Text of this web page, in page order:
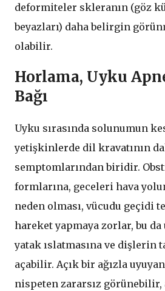
deformiteler skleranın (göz
beyazları) daha belirgin
olabilir.
Horlama, Uyku
Bağı
Uyku sırasında solunumun
yetişkinlerde dil kravatının
semptomlarından biridir.
formlarına, geceleri hava
neden olması, vücudu geçidi
hareket yapmaya zorlar, bu da
yatak ıslatmasına ve dişlerin
açabilir. Açık bir ağızla
nispeten zararsız görünebilir,